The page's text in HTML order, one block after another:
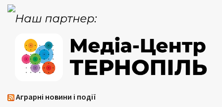
Аграрні новини і події